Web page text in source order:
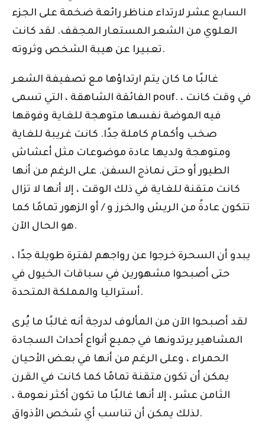
السابع عشر لارتداء مناظر رائعة ضخمة على الجزء
العلوي من الشعر المستعار المجفف. لقد كانت
تعبيرا عن هيبة الشخص وثروته.
غالبًا ما كان يتم ارتداؤها مع تصفيفة الشعر
الفائقة الشاهقة ، التي تسمى pouf. ، في وقت كانت
فيه الموضة نفسها متوهجة للغاية وفوقها
صخب وأكمام كاملة جدًا. كانت غريبة للغاية
ومتوهجة ولديها عادة موضوعات مثل أعشاش
الطيور أو حتى نماذج السفن. على الرغم من أنها
كانت متقنة للغاية في ذلك الوقت ، إلا أنها لا تزال
تتكون عادةً من الريش والخرز و / أو الزهور تمامًا كما
هو الحال الآن.
يبدو أن السحرة خرجوا عن رواجهم لفترة طويلة جدًا ،
حتى أصبحوا مشهورين في سباقات الخيول في
أستراليا والمملكة المتحدة.
لقد أصبحوا الآن من المألوف لدرجة أنه غالبًا ما يُرى
المشاهير يرتدونها في جميع أنواع أحداث السجادة
الحمراء ، وعلى الرغم من أنها في بعض الأحيان
يمكن أن تكون متقنة تمامًا كما كانت في القرن
الثامن عشر ، إلا أنها غالبًا ما تكون أكثر نعومة ،
لذلك يمكن أن تناسب أي شخص الأذواق.